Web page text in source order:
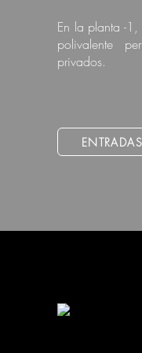
En la planta -
polivalente
privados.
ENTRADAS